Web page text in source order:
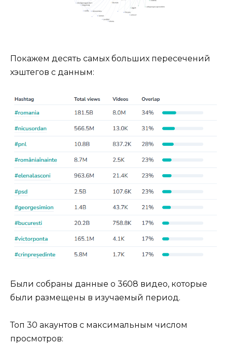
Покажем десять самых больших пересечений
хэштегов с данным:
Были собраны данные о 3608 видео, которые
были размещены в изучаемый период.
Топ 30 акаунтов с максимальным числом
просмотров: